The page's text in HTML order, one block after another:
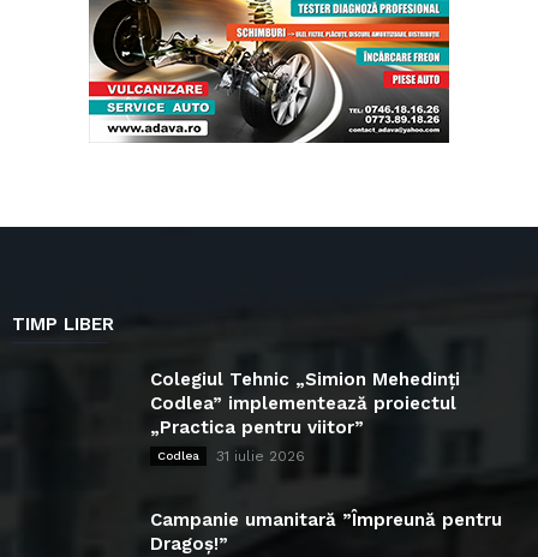
TIMP LIBER
Colegiul Tehnic „Simion Mehedinți
Codlea” implementează proiectul
„Practica pentru viitor”
Codlea 31 iulie 2026
Campanie umanitară ”Împreună pentru
Dragoș!”